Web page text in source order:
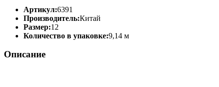
Артикул:6391
Производитель:Китай
Размер:12
Количество в упаковке:9,14 м
Описание